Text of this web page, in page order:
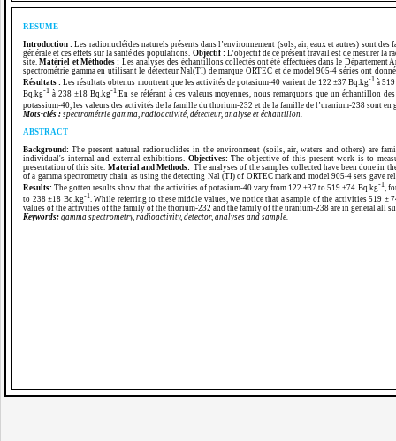
RESUME
Introduction : Les radionucléides naturels présents dans l’environnement (sols, air, eaux et autres) sont
générale et ces effets sur la santé des populations. Objectif : L’objectif de ce présent travail est de mesurer la
site.Matériel et Méthodes : Les analyses des échantillons collectés ont été effectuées dans le Département
spectrométrie gamma en utilisant le détecteur Nal(TI) de marque ORTEC et de model 905-4 séries ont
Résultats :Les résultats obtenus montrent que les activités de potasium-40 varient de 122 ±37 Bq.kg-1à
Bq.kg-1 à 238 ±18 Bq.kg-1.En se référant à ces valeurs moyennes, nous remarquons que un échantillon
potassium-40, les valeurs des activités de la famille du thorium-232 et de la famille de l’uranium-238 sont
Mots-clés : spectrométrie gamma, radioactivité, détecteur, analyse et échantillon.
ABSTRACT
Background: The present natural radionuclides in the environment (soils, air, waters and others) are
individual's internal and external exhibitions. Objectives:The objective of this present work is to
presentation of this site. Material and Methods:The analyses of the samples collected have been done in
of a gamma spectrometry chain as using the detecting Nal (TI) of ORTEC mark and model 905-4 sets
Results:The gotten results show that the activities of potasium-40 vary from 122 ±37 to 519 ±74 Bq.kg-1,
to 238 ±18 Bq.kg-1. While referring to these middle values, we notice that a sample of the activities 519 ±
values of the activities of the family of the thorium-232 and the family of the uranium-238 are in general all
Keywords: gamma spectrometry, radioactivity, detector, analyses and sample.